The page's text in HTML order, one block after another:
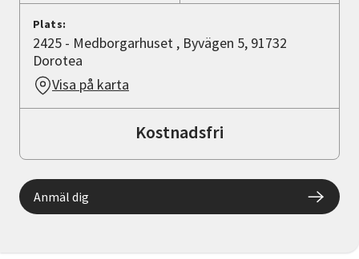
Plats:
2425 - Medborgarhuset , Byvägen 5, 91732
Dorotea
Visa på karta
Kostnadsfri
Anmäl dig